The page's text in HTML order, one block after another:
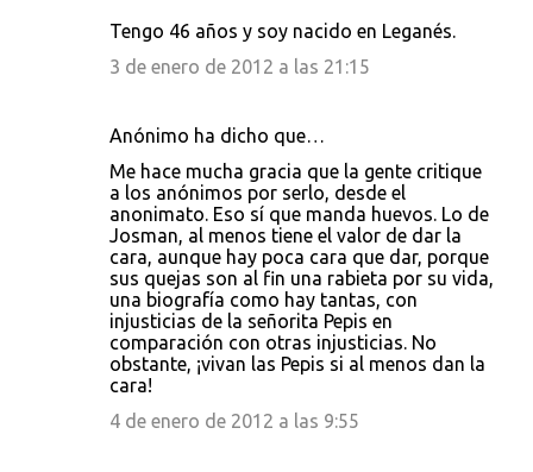
Tengo 46 años y soy nacido en Leganés.
3 de enero de 2012 a las 21:15
Anónimo ha dicho que…
Me hace mucha gracia que la gente critique
a los anónimos por serlo, desde el
anonimato. Eso sí que manda huevos. Lo de
Josman, al menos tiene el valor de dar la
cara, aunque hay poca cara que dar, porque
sus quejas son al fin una rabieta por su vida,
una biografía como hay tantas, con
injusticias de la señorita Pepis en
comparación con otras injusticias. No
obstante, ¡vivan las Pepis si al menos dan la
cara!
4 de enero de 2012 a las 9:55